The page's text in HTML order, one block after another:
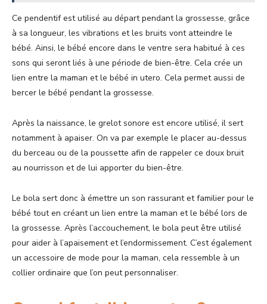
Ce pendentif est utilisé au départ pendant la grossesse, grâce
à sa longueur, les vibrations et les bruits vont atteindre le
bébé. Ainsi, le bébé encore dans le ventre sera habitué à ces
sons qui seront liés à une période de bien-être. Cela crée un
lien entre la maman et le bébé in utero. Cela permet aussi de
bercer le bébé pendant la grossesse.
Après la naissance, le grelot sonore est encore utilisé, il sert
notamment à apaiser. On va par exemple le placer au-dessus
du berceau ou de la poussette afin de rappeler ce doux bruit
au nourrisson et de lui apporter du bien-être.
Le bola sert donc à émettre un son rassurant et familier pour le
bébé tout en créant un lien entre la maman et le bébé lors de
la grossesse. Après l’accouchement, le bola peut être utilisé
pour aider à l’apaisement et l’endormissement. C’est également
un accessoire de mode pour la maman, cela ressemble à un
collier ordinaire que l’on peut personnaliser.